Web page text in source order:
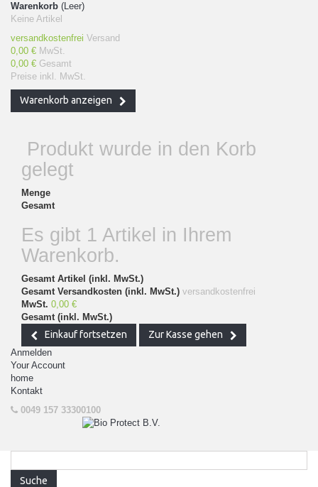
Warenkorb (Leer)
Keine Artikel
versandkostenfrei Versand
0,00 € MwSt.
0,00 € Gesamt
Preise inkl. MwSt.
Warenkorb anzeigen
Produkt wurde in den Korb
gelegt
Menge
Gesamt
Es gibt 1 Artikel in Ihrem
Warenkorb.
Gesamt Artikel (inkl. MwSt.)
Gesamt Versandkosten (inkl. MwSt.) versandkostenfrei
MwSt. 0,00 €
Gesamt (inkl. MwSt.)
Einkauf fortsetzen Zur Kasse gehen
Anmelden
Your Account
home
Kontakt
0049 157 33300100
Suche